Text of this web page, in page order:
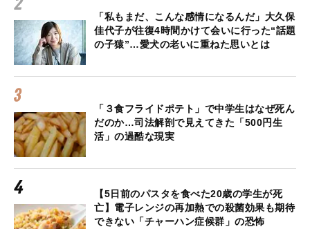
「私もまだ、こんな感情になるんだ」大久保
佳代子が往復4時間かけて会いに行った“話題
の子猿”…愛犬の老いに重ねた思いとは
「３食フライドポテト」で中学生はなぜ死ん
だのか…司法解剖で見えてきた「500円生
活」の過酷な現実
【5日前のパスタを食べた20歳の学生が死
亡】電子レンジの再加熱での殺菌効果も期待
できない「チャーハン症候群」の恐怖